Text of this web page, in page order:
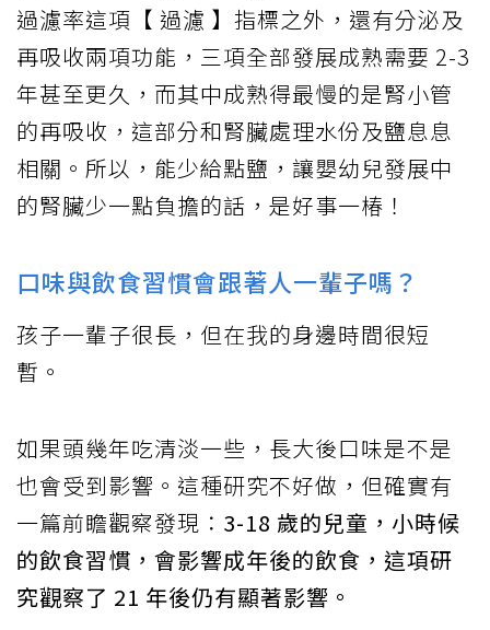
過濾率這項【 過濾 】指標之外，還有分泌及
再吸收兩項功能，三項全部發展成熟需要 2-3
年甚至更久，而其中成熟得最慢的是腎小管
的再吸收，這部分和腎臟處理水份及鹽息息
相關。所以，能少給點鹽，讓嬰幼兒發展中
的腎臟少一點負擔的話，是好事一椿！
口味與飲食習慣會跟著人一輩子嗎？
孩子一輩子很長，但在我的身邊時間很短
暫。
如果頭幾年吃清淡一些，長大後口味是不是
也會受到影響。這種研究不好做，但確實有
一篇前瞻觀察發現： 3-18 歲的兒童，小時候
的飲食習慣，會影響成年後的飲食，這項研
究觀察了 21 年後仍有顯著影響。